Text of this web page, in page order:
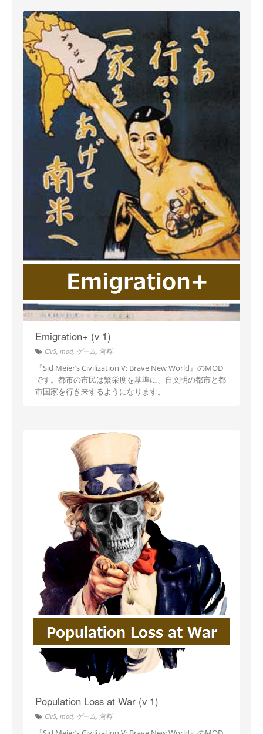
Emigration+ (v 1)
Civ5 mod, ゲーム 無料
『Sid Meier’s Civilization V: Brave New World』のMOD
です。都市の市民は繁栄度を基準に、自文明の都市と都
市国家を行き来するようになります。
Population Loss at War (v 1)
Civ5 mod, ゲーム 無料